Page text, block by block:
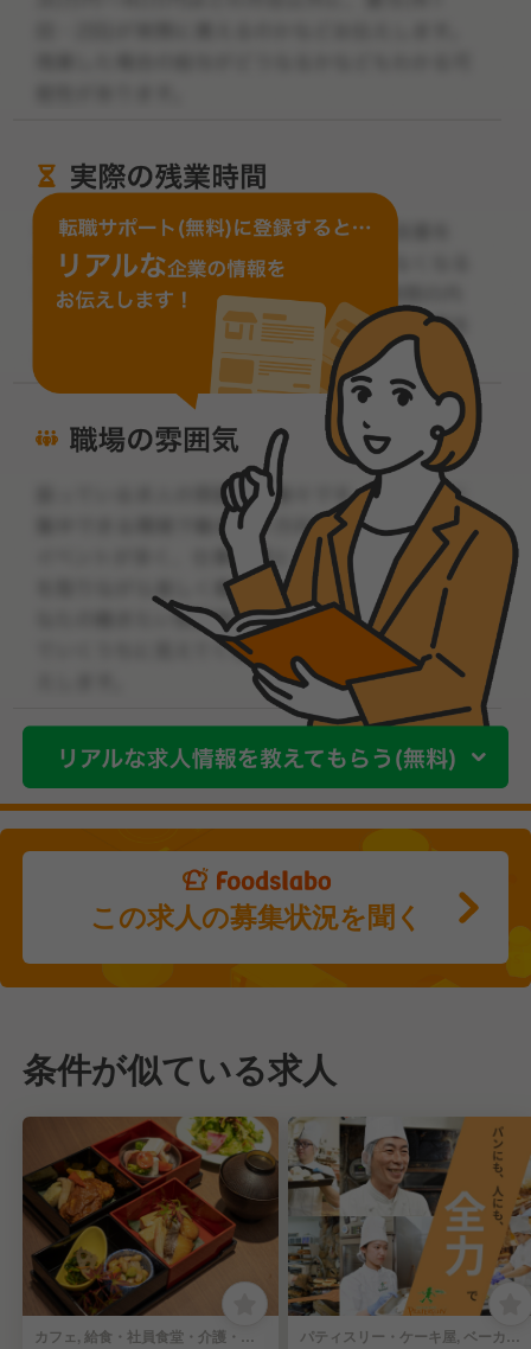
この求人の募集状況を聞く
条件が似ている求人
カフェ, 給食・社員食堂・介護・病院 | キッチンスタッフ パティスリー・ケーキ屋, ベーカリー・ブーランジェリー | キッチンスタッフ